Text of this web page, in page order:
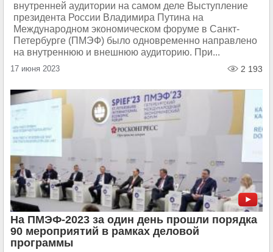
внутренней аудитории на самом деле Выступление
президента России Владимира Путина на
Международном экономическом форуме в Санкт-
Петербурге (ПМЭФ) было одновременно направлено
на внутреннюю и внешнюю аудиторию. При...
17 июня 2023 2 193
На ПМЭФ-2023 за один день прошли порядка
90 мероприятий в рамках деловой
программы